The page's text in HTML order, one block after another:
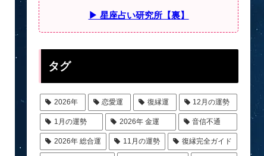
▶ 星座占い研究所【裏】
タグ
2026年 恋愛運 復縁運 12月の運勢
1月の運勢 2026年 金運 音信不通
2026年 総合運 11月の運勢 復縁完全ガイド